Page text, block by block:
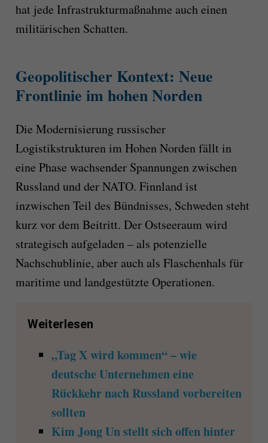
hat jede Infrastrukturmaßnahme auch einen
militärischen Schatten.
Geopolitischer Kontext: Neue
Frontlinie im hohen Norden
Die Modernisierung russischer
Logistikstrukturen im Hohen Norden fällt in
eine Phase wachsender Spannungen zwischen
Russland und der NATO. Finnland ist
inzwischen Teil des Bündnisses, Schweden steht
kurz vor dem Beitritt. Der Ostseeraum wird
strategisch aufgeladen – als potenzielle
Nachschublinie, aber auch als Flaschenhals für
maritime und landgestützte Operationen.
Weiterlesen
„Tag X wird kommen“ – wie
deutsche Unternehmen eine
Rückkehr nach Russland vorbereiten
sollten
Kim Jong Un stellt sich offen hinter